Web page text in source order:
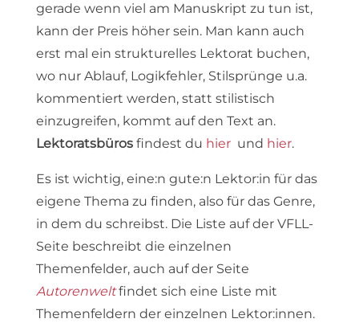
gerade wenn viel am Manuskript zu tun ist,
kann der Preis höher sein. Man kann auch
erst mal ein strukturelles Lektorat buchen,
wo nur Ablauf, Logikfehler, Stilsprünge u.a.
kommentiert werden, statt stilistisch
einzugreifen, kommt auf den Text an.
Lektoratsbürosfindest du hierund hier.
Es ist wichtig, eine:n gute:n Lektor:in für das
eigene Thema zu finden, also für das Genre,
in dem du schreibst. Die Liste auf der VFLL-
Seite beschreibt die einzelnen
Themenfelder, auch auf der Seite
Autorenwelt findet sich eine Liste mit
Themenfeldern der einzelnen Lektor:innen.